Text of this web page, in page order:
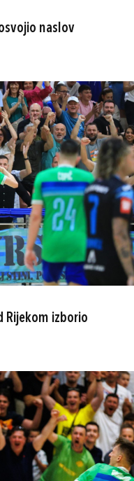
naslov
Rijekom izborio